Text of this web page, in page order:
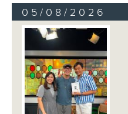
05/08/2026